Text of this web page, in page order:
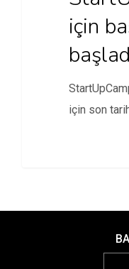
için
için son